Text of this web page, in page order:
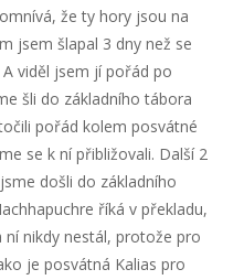
že ty hory jsou na
jsem šlapal 3 dny než se
viděl jsem jí pořád po
šli do základního tábora
pořád kolem posvátné
se k ní přibližovali. Další 2
došli do základního
říká v překladu,
nikdy nestál, protože pro
je posvátná Kalias pro